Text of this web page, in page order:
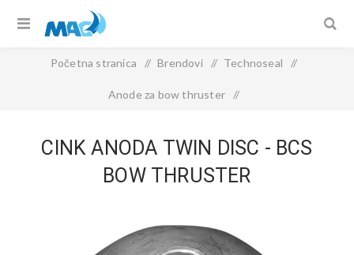
Početna stranica / Brendovi / Technoseal /
Anode za bow thruster /
CINK ANODA TWIN DISC - BCS
BOW THRUSTER